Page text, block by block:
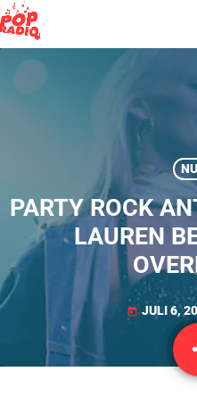
PARTY ROCK
LAUREN
today JULI 6,